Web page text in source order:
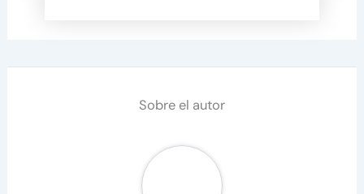
Sobre el autor